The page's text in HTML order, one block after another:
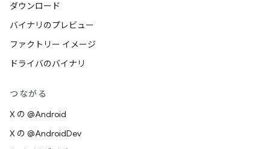
ダウンロード
バイナリのプレビュー
ファクトリー イメージ
ドライバのバイナリ
つながる
X の @Android
X の @AndroidDev